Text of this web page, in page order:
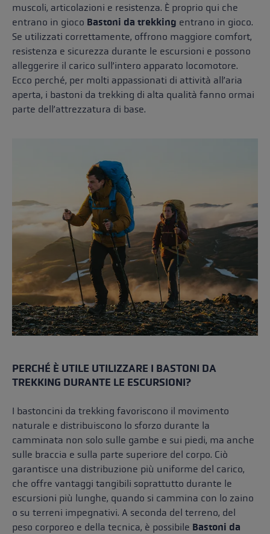
muscoli, articolazioni e resistenza. È proprio qui che
entrano in gioco Bastoni da trekking entrano in gioco.
Se utilizzati correttamente, offrono maggiore comfort,
resistenza e sicurezza durante le escursioni e possono
alleggerire il carico sull’intero apparato locomotore.
Ecco perché, per molti appassionati di attività all’aria
aperta, i bastoni da trekking di alta qualità fanno ormai
parte dell’attrezzatura di base.
PERCHÉ È UTILE UTILIZZARE I BASTONI DA
TREKKING DURANTE LE ESCURSIONI?
I bastoncini da trekking favoriscono il movimento
naturale e distribuiscono lo sforzo durante la
camminata non solo sulle gambe e sui piedi, ma anche
sulle braccia e sulla parte superiore del corpo. Ciò
garantisce una distribuzione più uniforme del carico,
che offre vantaggi tangibili soprattutto durante le
escursioni più lunghe, quando si cammina con lo zaino
o su terreni impegnativi. A seconda del terreno, del
peso corporeo e della tecnica, è possibile Bastoni da